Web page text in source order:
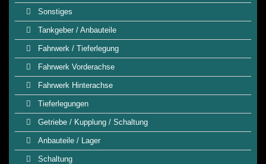
Sonstiges
Tankgeber / Anbauteile
Fahrwerk / Tieferlegung
Fahrwerk Vorderachse
Fahrwerk Hinterachse
Tieferlegungen
Getriebe / Kupplung / Schaltung
Anbauteile / Lager
Schaltung